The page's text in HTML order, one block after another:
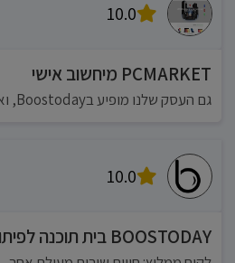
10.0
PCMARKET מיחשוב אישי
גם העסק שלנו מופיע בBoostoday, ואנחנו פתוחים :)
10.0
BOOSTODAY בית תוכנה לפיתוח אתרים